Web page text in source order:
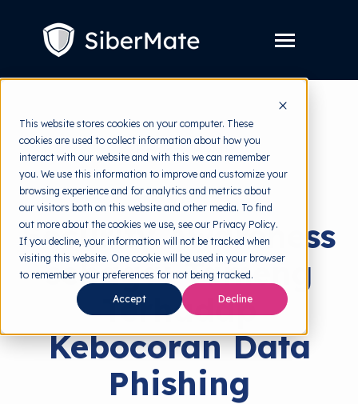
This website stores cookies on your computer. These
cookies are used to collect information about how you
interact with our website and with this we can remember
you. We use this information to improve and customize your
browsing experience and for analytics and metrics about
our visitors both on this website and other media. To find
out more about the cookies we use, see our Privacy Policy.
If you decline, your information will not be tracked when
visiting this website. One cookie will be used in your browser
to remember your preferences for not being tracked.
Accept Decline
Toggle
children
for
Layanan
Harga
Resources Toggle
children
for
Resources
Tools Gratis Toggle
children
for
Tools
Gratis
Tentang
Coba Gratis
back to HRMI
Security Awareness
Security Awareness
sebagai Tameng
Terhadap
Kebocoran Data
Phishing